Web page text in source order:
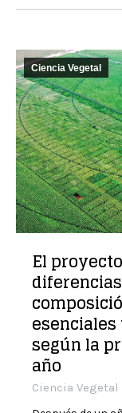
Ciencia Vegetal
El
según la
año
Ciencia Vegetal